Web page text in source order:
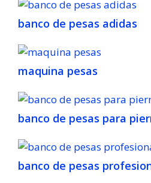
banco de pesas adidas
maquina pesas
banco de pesas para
banco de pesas